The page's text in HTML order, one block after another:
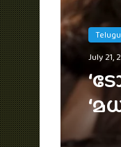
Telugu
July 12,